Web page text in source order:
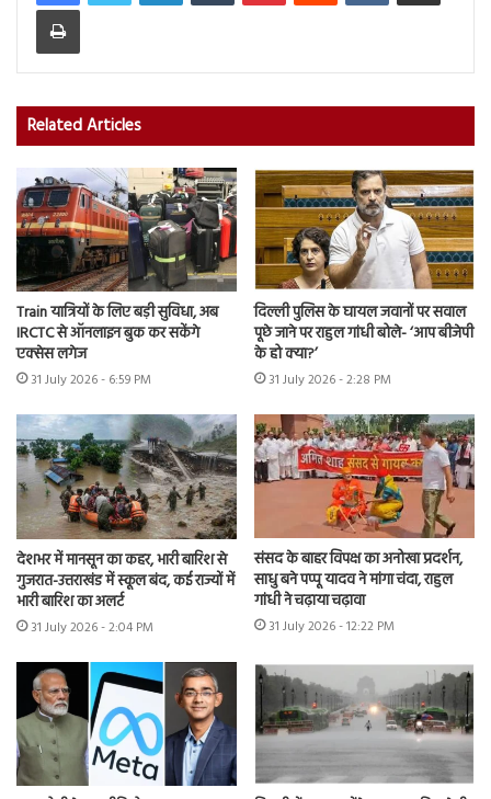
Print
Related Articles
Train यात्रियों के लिए बड़ी सुविधा, अब
IRCTC से ऑनलाइन बुक कर सकेंगे
एक्सेस लगेज
31 July 2026 - 6:59 PM
दिल्ली पुलिस के घायल जवानों पर सवाल
पूछे जाने पर राहुल गांधी बोले- ‘आप बीजेपी
के हो क्या?’
31 July 2026 - 2:28 PM
देशभर में मानसून का कहर, भारी बारिश से
गुजरात-उत्तराखंड में स्कूल बंद, कई राज्यों में
भारी बारिश का अलर्ट
31 July 2026 - 2:04 PM
संसद के बाहर विपक्ष का अनोखा प्रदर्शन,
साधु बने पप्पू यादव ने मांगा चंदा, राहुल
गांधी ने चढ़ाया चढ़ावा
31 July 2026 - 12:22 PM